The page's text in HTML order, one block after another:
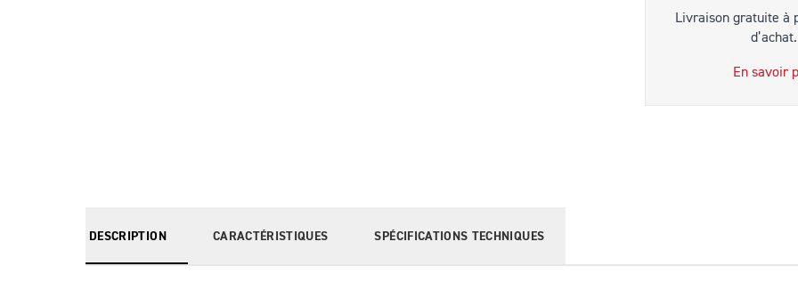
Livraison gratuite à
d’achat.
En savoir
DESCRIPTION CARACTÉRISTIQUES SPÉCIFICATIONS TECHNIQUES